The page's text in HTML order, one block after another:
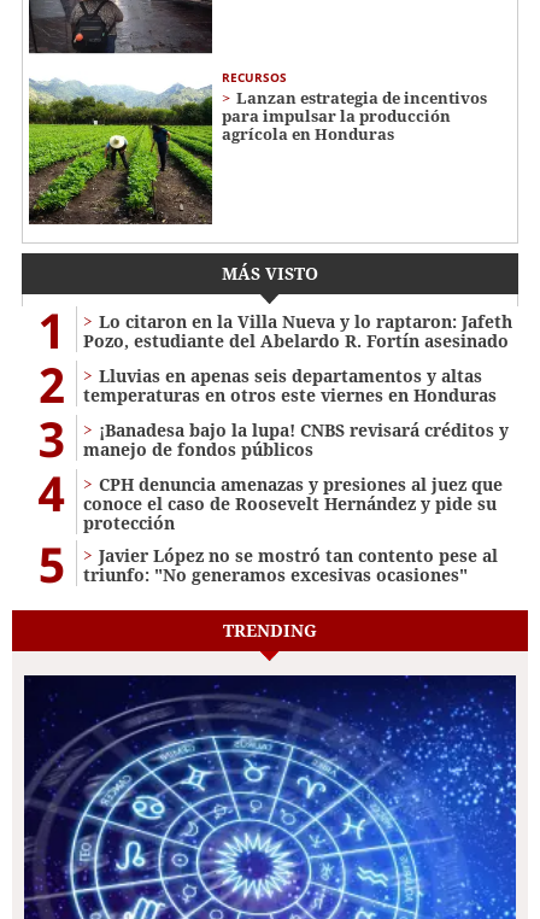
RECURSOS
Lanzan estrategia de incentivos
para impulsar la producción
agrícola en Honduras
MÁS VISTO
1
Lo citaron en la Villa Nueva y lo raptaron: Jafeth
Pozo, estudiante del Abelardo R. Fortín asesinado
2
Lluvias en apenas seis departamentos y altas
temperaturas en otros este viernes en Honduras
3
¡Banadesa bajo la lupa! CNBS revisará créditos y
manejo de fondos públicos
4
CPH denuncia amenazas y presiones al juez que
conoce el caso de Roosevelt Hernández y pide su
protección
5
Javier López no se mostró tan contento pese al
triunfo: "No generamos excesivas ocasiones"
TRENDING